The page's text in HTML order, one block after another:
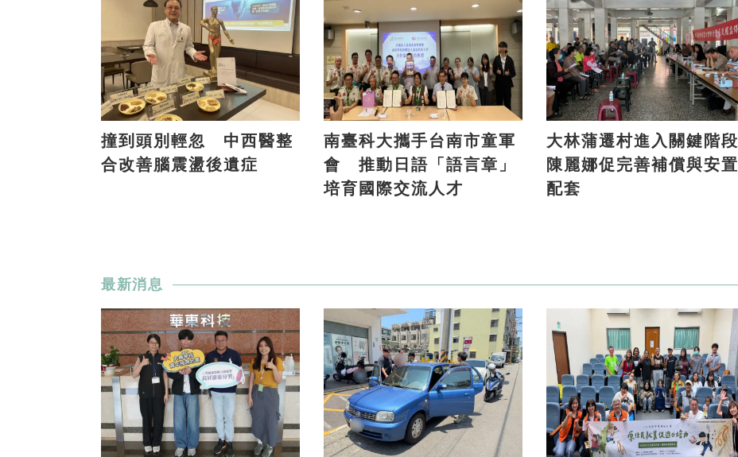
撞到頭別輕忽 中西醫整
合改善腦震盪後遺症
南臺科大攜手台南市童軍
會 推動日語「語言章」
培育國際交流人才
大林蒲遷村進入關鍵階段
陳麗娜促完善補償與安置
配套
最新消息